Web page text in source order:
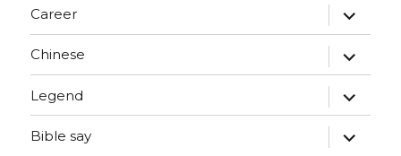
Career expand
child
menu
Chinese expand
child
menu
Legend expand
child
menu
Bible say expand
child